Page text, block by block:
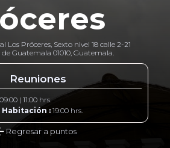
Los Próceres, Sexto nivel 18 calle 2-21
Guatemala 01010, Guatemala.
Reuniones
09:00 | 11:00 hrs.
:19:00 hrs.
Regresar a puntos